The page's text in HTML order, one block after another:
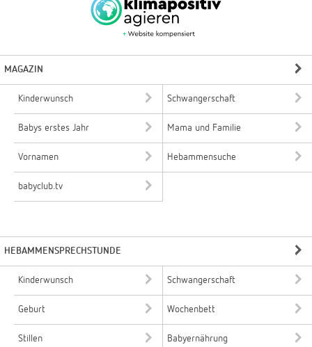
MAGAZIN
Kinderwunsch Schwangerschaft
Babys erstes Jahr Mama und Familie
Vornamen Hebammensuche
babyclub.tv
HEBAMMENSPRECHSTUNDE
Kinderwunsch Schwangerschaft
Geburt Wochenbett
Stillen Babyernährung